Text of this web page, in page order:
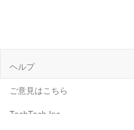
ヘルプ
ご意見はこちら
TechTech Inc.